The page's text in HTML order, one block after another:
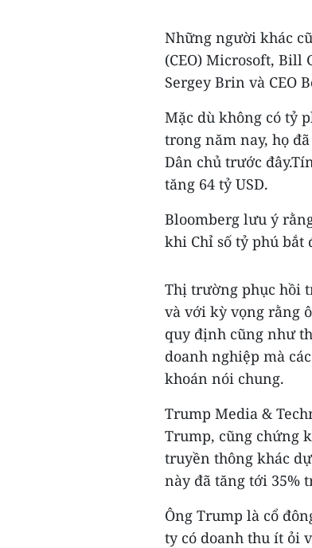
Những người khác
(CEO) Microsoft, Bill
Sergey Brin và CEO
Mặc dù không có tỷ
trong năm nay, họ
Dân chủ trước
tăng 64 tỷ USD.
Bloomberg lưu ý
khi Chỉ số tỷ phú bắt
Thị trường phục hồi
và với kỳ vọng rằng
quy định cũng như
doanh nghiệp mà
khoán nói chung.
Trump Media &
Trump, cũng chứng
truyền thông khác
này đã tăng tới 35%
Ông Trump là cổ
ty có doanh thu ít ỏi